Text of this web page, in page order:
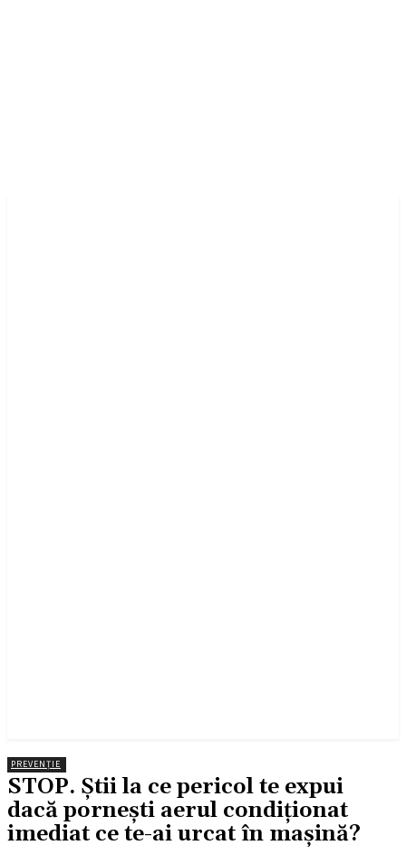
PREVENȚIE
STOP. Știi la ce pericol te expui
dacă pornești aerul condiționat
imediat ce te-ai urcat în mașină?